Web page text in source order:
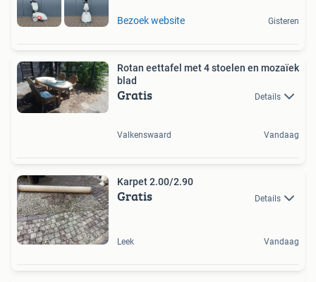
Bezoek website Gisteren
Rotan eettafel met 4 stoelen en mozaïek
blad
Gratis Details
Valkenswaard Vandaag
Karpet 2.00/2.90
Gratis Details
Leek Vandaag